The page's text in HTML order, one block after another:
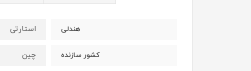
هندلی استارتی
کشور سازنده چین